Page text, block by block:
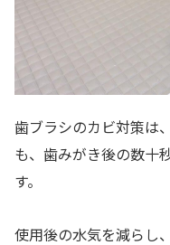
歯ブラシのカビ対策は
も、歯みがき後の数十
す。
使用後の水気を減らし